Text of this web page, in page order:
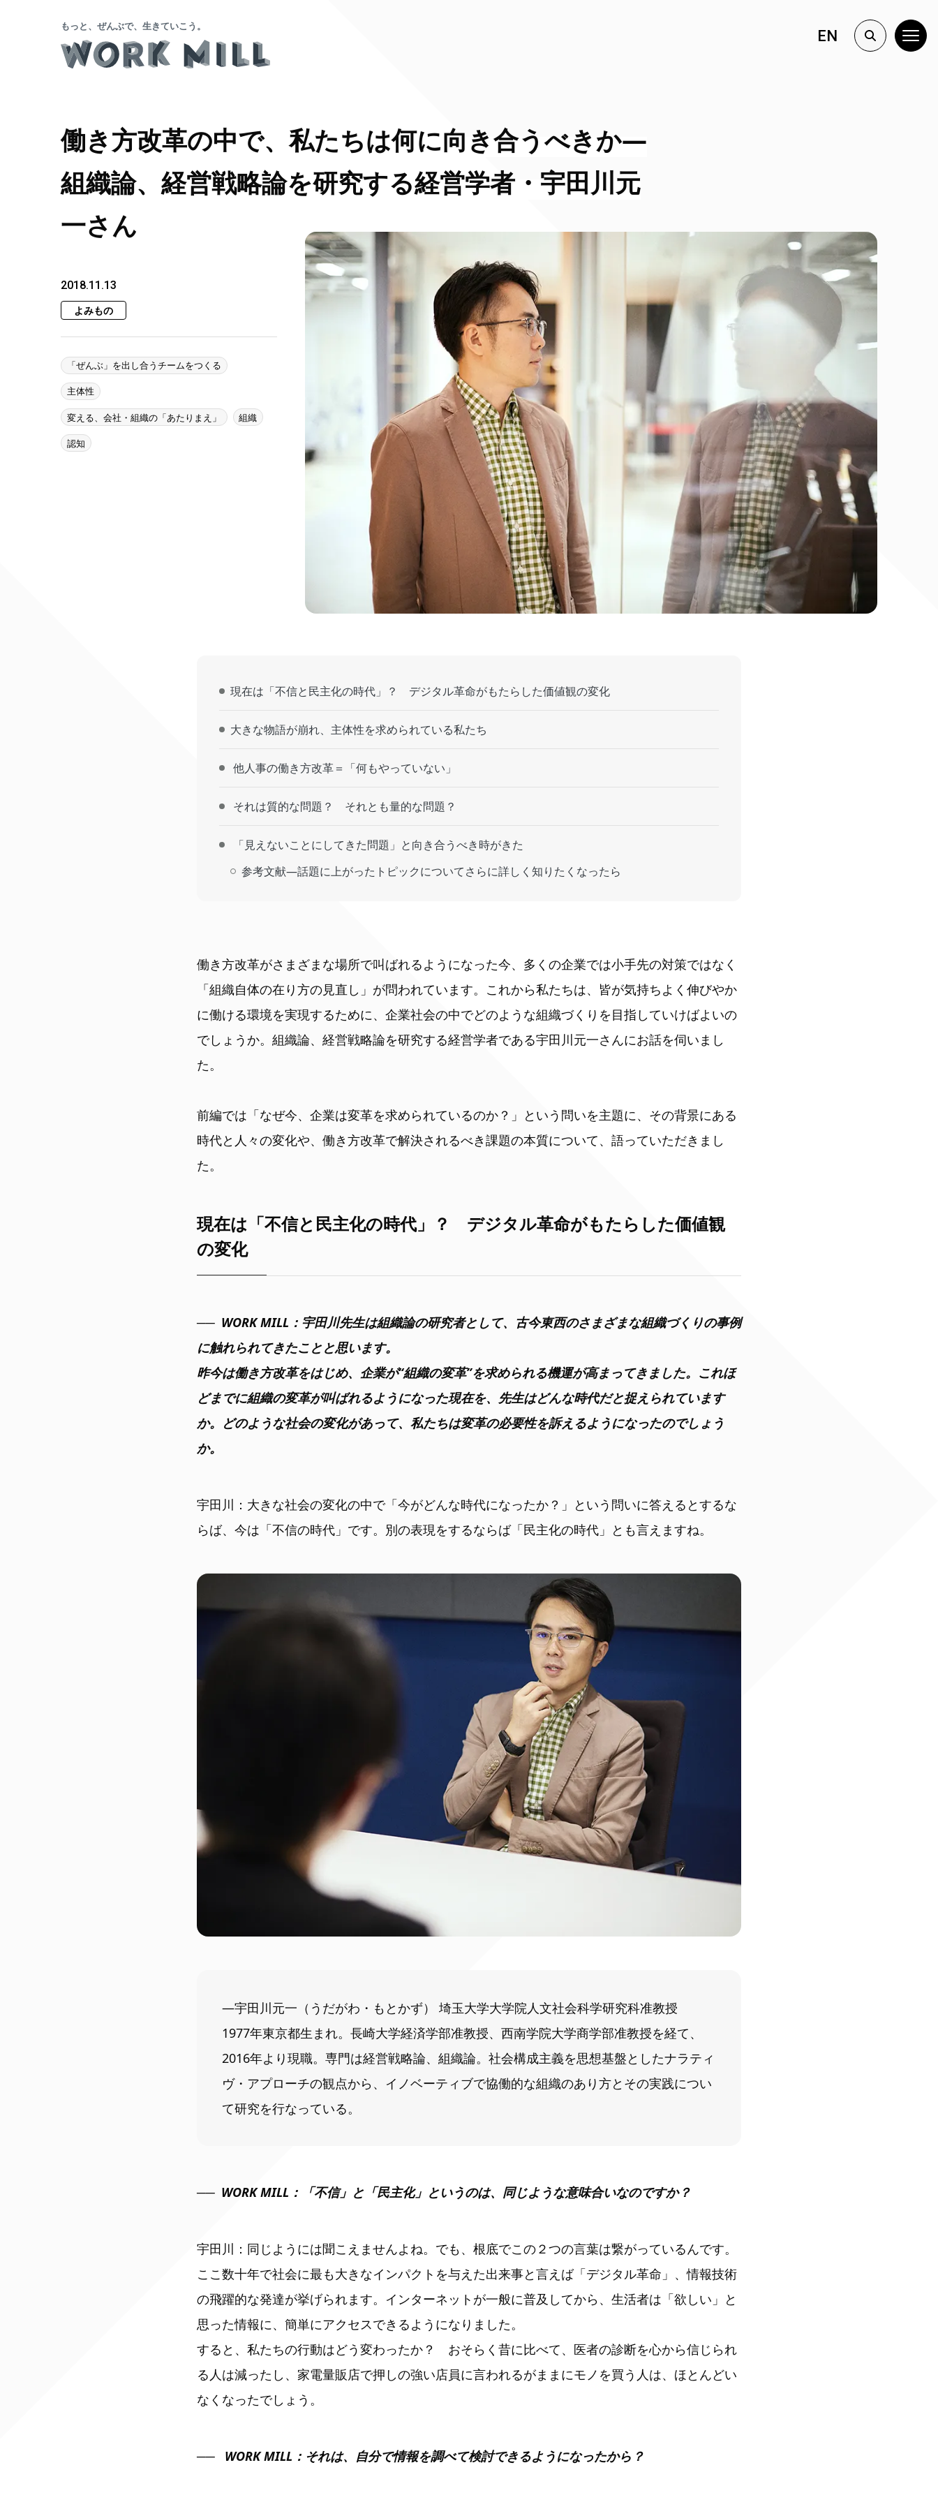
もっと、ぜんぶで、生きていこう。
EN
働き方改革の中で、私たちは何に向き合うべきか―
組織論、経営戦略論を研究する経営学者・宇田川元
一さん
2018.11.13
よみもの
「ぜんぶ」を出し合うチームをつくる
主体性
変える、会社・組織の「あたりまえ」 組織
認知
現在は「不信と民主化の時代」？ デジタル革命がもたらした価値観の変化
大きな物語が崩れ、主体性を求められている私たち
他人事の働き方改革＝「何もやっていない」
それは質的な問題？ それとも量的な問題？
「見えないことにしてきた問題」と向き合うべき時がきた
参考文献―話題に上がったトピックについてさらに詳しく知りたくなったら
働き方改革がさまざまな場所で叫ばれるようになった今、多くの企業では小手先の対策ではなく
「組織自体の在り方の見直し」が問われています。これから私たちは、皆が気持ちよく伸びやか
に働ける環境を実現するために、企業社会の中でどのような組織づくりを目指していけばよいの
でしょうか。組織論、経営戦略論を研究する経営学者である宇田川元一さんにお話を伺いまし
た。
前編では「なぜ今、企業は変革を求められているのか？」という問いを主題に、その背景にある
時代と人々の変化や、働き方改革で解決されるべき課題の本質について、語っていただきまし
た。
現在は「不信と民主化の時代」？ デジタル革命がもたらした価値観
の変化
WORK MILL：宇田川先生は組織論の研究者として、古今東西のさまざまな組織づくりの事例
に触れられてきたことと思います。
昨今は働き方改革をはじめ、企業が“組織の変革”を求められる機運が高まってきました。これほ
どまでに組織の変革が叫ばれるようになった現在を、先生はどんな時代だと捉えられています
か。どのような社会の変化があって、私たちは変革の必要性を訴えるようになったのでしょう
か。
宇田川：大きな社会の変化の中で「今がどんな時代になったか？」という問いに答えるとするな
らば、今は「不信の時代」です。別の表現をするならば「民主化の時代」とも言えますね。
―宇田川元一（うだがわ・もとかず） 埼玉大学大学院人文社会科学研究科准教授
1977年東京都生まれ。長崎大学経済学部准教授、西南学院大学商学部准教授を経て、
2016年より現職。専門は経営戦略論、組織論。社会構成主義を思想基盤としたナラティ
ヴ・アプローチの観点から、イノベーティブで協働的な組織のあり方とその実践につい
て研究を行なっている。
WORK MILL：「不信」と「民主化」というのは、同じような意味合いなのですか？
宇田川：同じようには聞こえませんよね。でも、根底でこの２つの言葉は繋がっているんです。
ここ数十年で社会に最も大きなインパクトを与えた出来事と言えば「デジタル革命」、情報技術
の飛躍的な発達が挙げられます。インターネットが一般に普及してから、生活者は「欲しい」と
思った情報に、簡単にアクセスできるようになりました。
すると、私たちの行動はどう変わったか？ おそらく昔に比べて、医者の診断を心から信じられ
る人は減ったし、家電量販店で押しの強い店員に言われるがままにモノを買う人は、ほとんどい
なくなったでしょう。
WORK MILL：それは、自分で情報を調べて検討できるようになったから？